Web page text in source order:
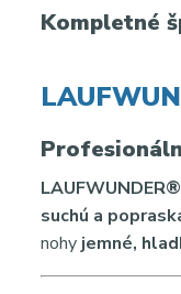
Kompletné
suchú a
nohy jemné,